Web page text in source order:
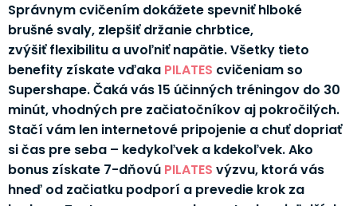
Správnym cvičením dokážete spevniť hlboké
brušné svaly, zlepšiť držanie chrbtice,
zvýšiť flexibilitu a uvoľniť napätie. Všetky tieto
benefity získate vďaka PILATES cvičeniam so
Supershape. Čaká vás 15 účinných tréningov do 30
minút, vhodných pre začiatočníkov aj pokročilých.
Stačí vám len internetové pripojenie a chuť dopriať
si čas pre seba – kedykoľvek a kdekoľvek. Ako
bonus získate 7-dňovúPILATES výzvu, ktorá vás
hneď od začiatku podporí a prevedie krok za